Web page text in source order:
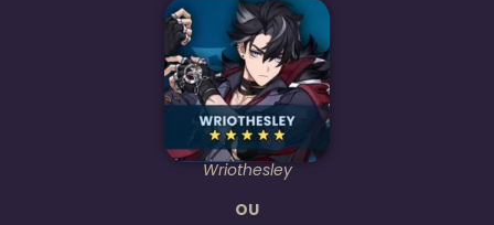
Wriothesley
OU